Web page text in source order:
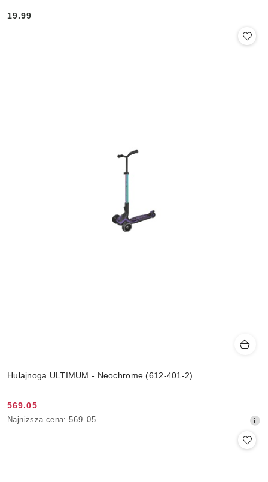
Cena:
19.99
Hulajnoga ULTIMUM - Neochrome (612-401-2)
promocyjna:
569.05
Najniższa
Najniższa cena: 569.05